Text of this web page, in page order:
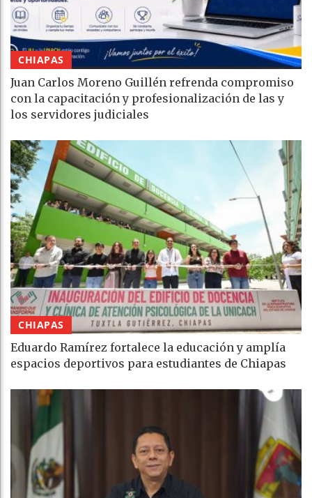
CHIAPAS
Juan Carlos Moreno Guillén refrenda compromiso
con la capacitación y profesionalización de las y
los servidores judiciales
CHIAPAS
Eduardo Ramírez fortalece la educación y amplía
espacios deportivos para estudiantes de Chiapas